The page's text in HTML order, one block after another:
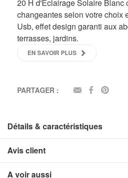
20 H d'Eclairage Solaire Blanc
changeantes selon votre choix
Usb, effet design garanti aux
terrasses, jardins.
EN SAVOIR PLUS
PARTAGER : EMAIL
Détails & caractéristiques
Avis client
A voir aussi